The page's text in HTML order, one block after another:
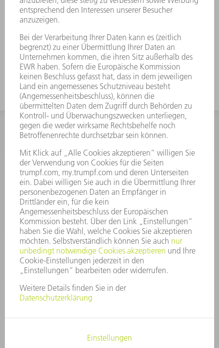
INFORMATION
Häufig gestellte Fragen
Allgemeine Geschäftsbedingungen
KONTAKT
After Sales
+43722160396550
Mo - Do: 08:00 -17:30 Uhr
Fr: 08:00 -16:30 Uhr
ersatzteile@at.trumpf.com